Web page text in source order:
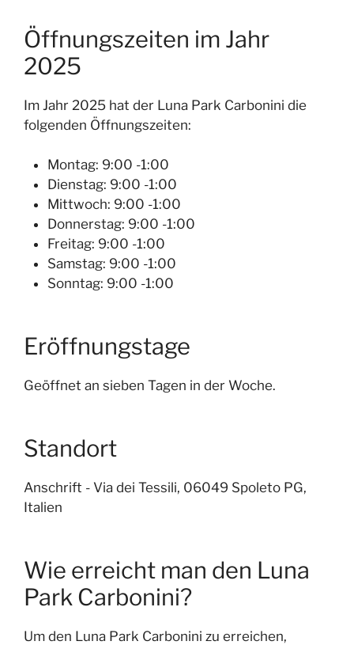
Öffnungszeiten im Jahr
2025
Im Jahr 2025 hat der Luna Park Carbonini die
folgenden Öffnungszeiten:
Montag: 9:00 -1:00
Dienstag: 9:00 -1:00
Mittwoch: 9:00 -1:00
Donnerstag: 9:00 -1:00
Freitag: 9:00 -1:00
Samstag: 9:00 -1:00
Sonntag: 9:00 -1:00
Eröffnungstage
Geöffnet an sieben Tagen in der Woche.
Standort
Anschrift - Via dei Tessili, 06049 Spoleto PG,
Italien
Wie erreicht man den Luna
Park Carbonini?
Um den Luna Park Carbonini zu erreichen,